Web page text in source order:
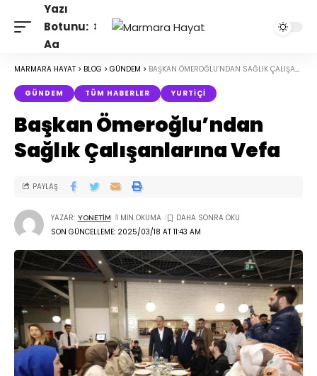
Yazı
Botunu:
Aa
MARMARA HAYAT > BLOG > GÜNDEM > BAŞKAN ÖMEROĞLU’NDAN SAĞLIK ÇALIŞANLARINA VEFA
GÜNDEM TÜM HABERLER YURTIÇI
Başkan Ömeroğlu’ndan
Sağlık Çalışanlarına Vefa
SON GÜNCELLEME: 2025/03/18 AT 11:43 AM
YAZAR: YONETIM 1 MIN OKUMA
PAYLAŞ